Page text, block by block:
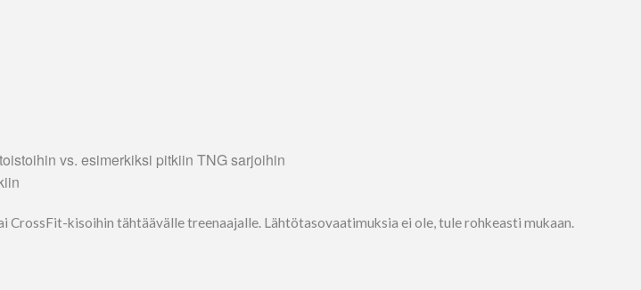
vs. esimerkiksi pitkiin TNG sarjoihin
kisoihin tähtäävälle treenaajalle. Lähtötasovaatimuksia ei ole, tule rohkeasti mukaan.